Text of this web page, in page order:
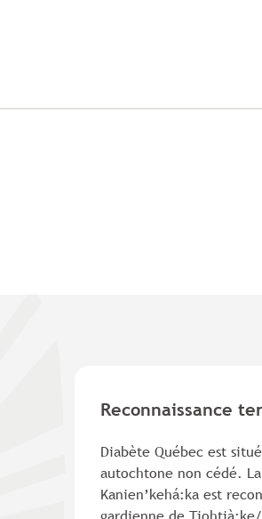
Reconnaissance
Diabète Québec est
autochtone non cédé.
Kanien’kehá:ka est